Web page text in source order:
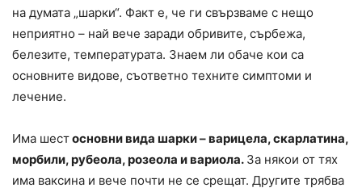
на думата „шарки“. Факт е, че ги свързваме с нещо
неприятно – най вече заради обривите, сърбежа,
белезите, температурата. Знаем ли обаче кои са
основните видове, съответно техните симптоми и
лечение.
Има шестосновни вида шарки – варицела, скарлатина,
морбили, рубеола, розеола и вариола. За някои от тях
има ваксина и вече почти не се срещат. Другите трябва